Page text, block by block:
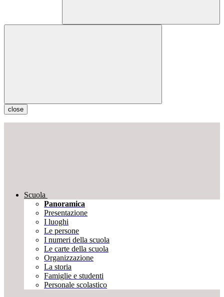
close
Scuola
Panoramica
Presentazione
I luoghi
Le persone
I numeri della scuola
Le carte della scuola
Organizzazione
La storia
Famiglie e studenti
Personale scolastico